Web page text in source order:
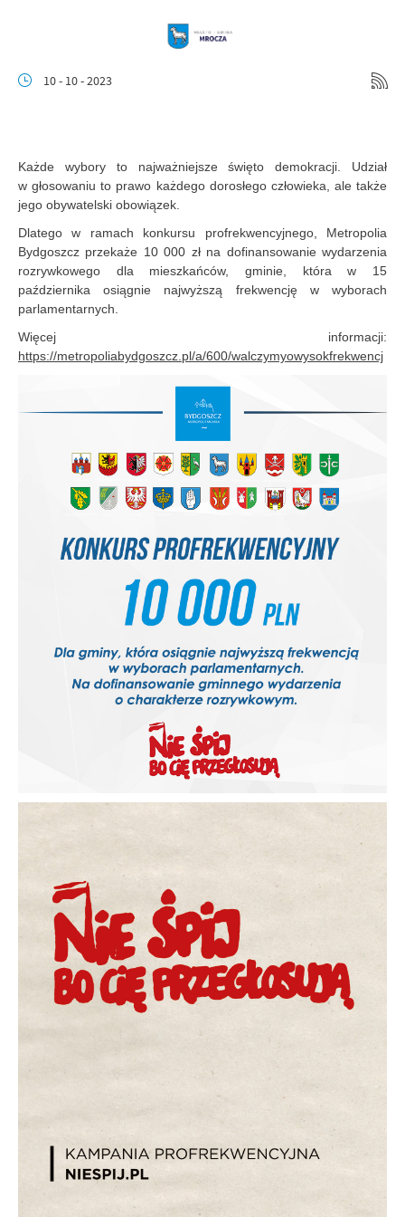
10 - 10 - 2023
Każde wybory to najważniejsze święto demokracji. Udział
w głosowaniu to prawo każdego dorosłego człowieka, ale także
jego obywatelski obowiązek.
Dlatego w ramach konkursu profrekwencyjnego, Metropolia
Bydgoszcz przekaże 10 000 zł na dofinansowanie wydarzenia
rozrywkowego dla mieszkańców, gminie, która w 15
października osiągnie najwyższą frekwencję w wyborach
parlamentarnych.
Więcej informacji:
https://metropoliabydgoszcz.pl/a/600/walczymyowysokfrekwencj